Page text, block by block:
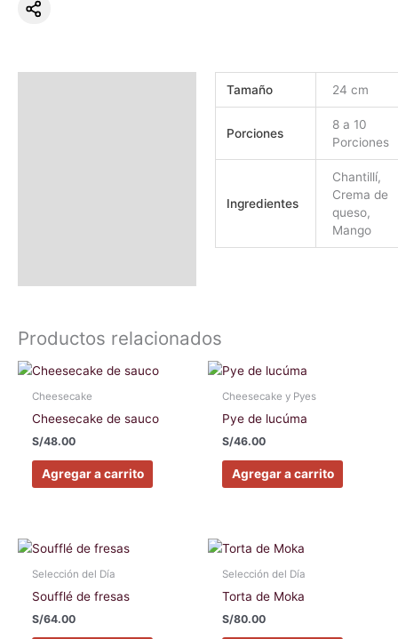
Tamaño 24 cm
Porciones
8 a 10
Porciones
Ingredientes
Chantillí,
Crema de
queso,
Mango
Productos relacionados
Cheesecake
Cheesecake de sauco
S/48.00
Agregar a carrito
Cheesecake y Pyes
Pye de lucúma
S/46.00
Agregar a carrito
Selección del Día
Soufflé de fresas
S/64.00
Selección del Día
Torta de Moka
S/80.00